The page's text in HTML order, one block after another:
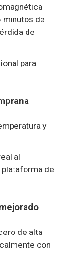
minutos de
de
para
y
al
de
de alta
con